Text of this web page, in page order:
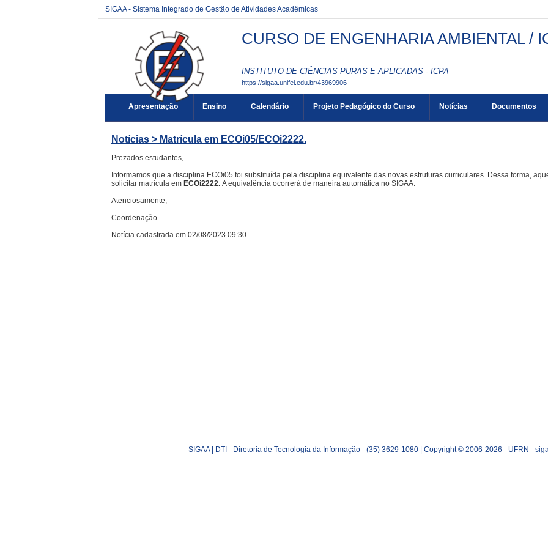
SIGAA - Sistema Integrado de Gestão de Atividades Acadêmicas
CURSO DE ENGENHARIA AMBIENTAL /
INSTITUTO DE CIÊNCIAS PURAS E APLICADAS - ICPA
https://sigaa.unifei.edu.br/43969906
Apresentação Ensino Calendário Projeto Pedagógico do Curso Notícias Documentos
Notícias > Matrícula em ECOi05/ECOi2222.
Prezados estudantes,
Informamos que a disciplina ECOi05 foi substituída pela disciplina equivalente das novas estruturas curriculares. Dessa forma,
solicitar matrícula em ECOi2222. A equivalência ocorrerá de maneira automática no SIGAA.
Atenciosamente,
Coordenação
Notícia cadastrada em 02/08/2023 09:30
SIGAA | DTI - Diretoria de Tecnologia da Informação - (35) 3629-1080 | Copyright © 2006-2026 - UFRN -